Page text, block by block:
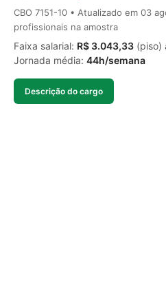
CBO 7151-10 • Atualizado em 03
profissionais na amostra
Faixa salarial: R$ 3.043,33 (piso)
Jornada média: 44h/semana
Descrição do cargo